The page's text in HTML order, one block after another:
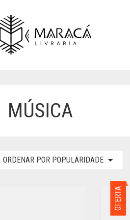
MÚSICA
ORDENAR POR POPULARIDADE
OFERTA